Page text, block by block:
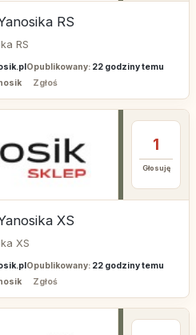
RS
RS
Opublikowany: 22 godziny temu
Zgłoś
1
Głosuję
XS
XS
Opublikowany: 22 godziny temu
Zgłoś